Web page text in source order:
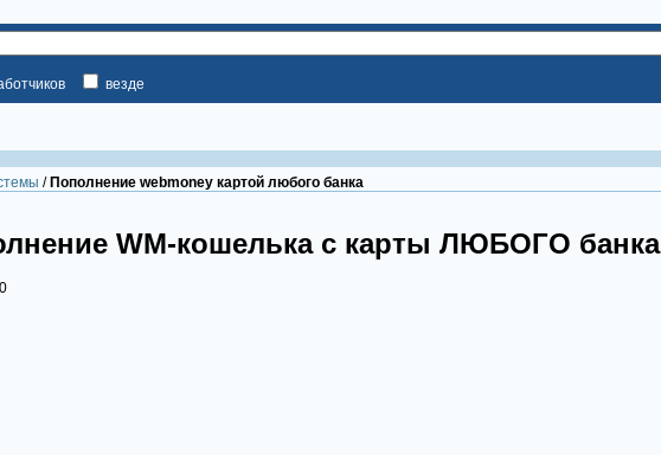
везде
/ Пополнение webmoney картой любого банка
WM-кошелька с карты ЛЮБОГО банка